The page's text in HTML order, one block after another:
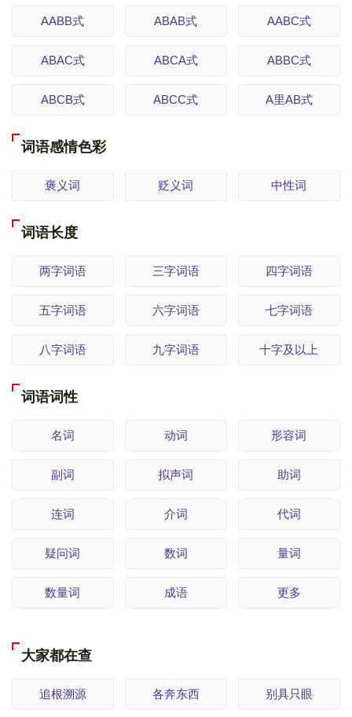
词语词性
名词 动词 形容词
副词 拟声词 助词
连词 介词 代词
疑问词 数词 量词
数量词 成语 更多
AABB式 ABAB式 AABC式
ABAC式 ABCA式 ABBC式
ABCB式 ABCC式 A里AB式
词语感情色彩
褒义词 贬义词 中性词
词语长度
两字词语 三字词语 四字词语
五字词语 六字词语 七字词语
八字词语 九字词语 十字及以上
大家都在查
追根溯源 各奔东西 别具只眼